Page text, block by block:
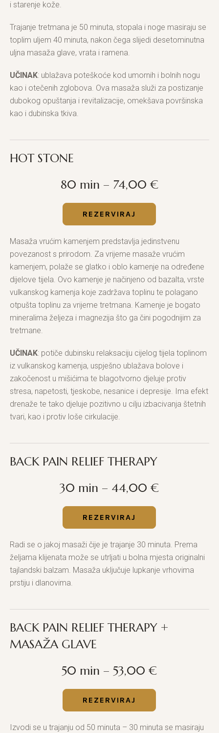
i starenje kože.
Trajanje tretmana je 50 minuta, stopala i noge masiraju se
toplim uljem 40 minuta, nakon čega slijedi desetominutna
uljna masaža glave, vrata i ramena.
UČINAK: ublažava poteškoće kod umornih i bolnih nogu
kao i otečenih zglobova. Ova masaža služi za postizanje
dubokog opuštanja i revitalizacije, omekšava površinska
kao i dubinska tkiva.
HOT STONE
80 min – 74,00 €
REZERVIRAJ
Masaža vrućim kamenjem predstavlja jedinstvenu
povezanost s prirodom. Za vrijeme masaže vrućim
kamenjem, polaže se glatko i oblo kamenje na određene
dijelove tijela. Ovo kamenje je načinjeno od bazalta, vrste
vulkanskog kamenja koje zadržava toplinu te polagano
otpušta toplinu za vrijeme tretmana. Kamenje je bogato
mineralima željeza i magnezija što ga čini pogodnijim za
tretmane.
UČINAK: potiče dubinsku relaksaciju cijelog tijela toplinom
iz vulkanskog kamenja, uspješno ublažava bolove i
zakočenost u mišićima te blagotvorno djeluje protiv
stresa, napetosti, tjeskobe, nesanice i depresije. Ima efekt
drenaže te tako djeluje pozitivno u cilju izbacivanja štetnih
tvari, kao i protiv loše cirkulacije.
BACK PAIN RELIEF THERAPY
30 min – 44,00 €
REZERVIRAJ
Radi se o jakoj masaži čije je trajanje 30 minuta. Prema
željama klijenata može se utrljati u bolna mjesta originalni
tajlandski balzam. Masaža uključuje lupkanje vrhovima
prstiju i dlanovima.
BACK PAIN RELIEF THERAPY +
MASAŽA GLAVE
50 min – 53,00 €
REZERVIRAJ
Izvodi se u trajanju od 50 minuta – 30 minuta se masiraju